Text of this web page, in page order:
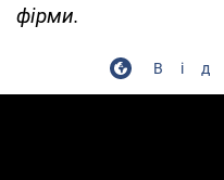
фірми.